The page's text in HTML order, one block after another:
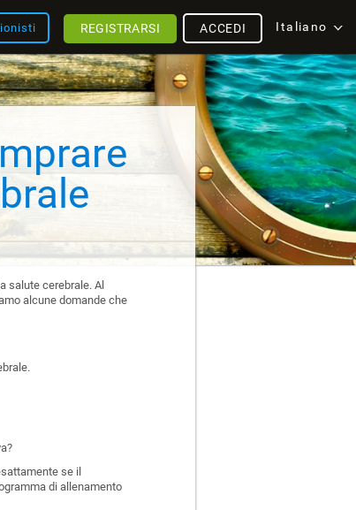
Italiano
ACCEDI
REGISTRARSI
salute cerebrale. Al
alcune domande che
se il
di allenamento